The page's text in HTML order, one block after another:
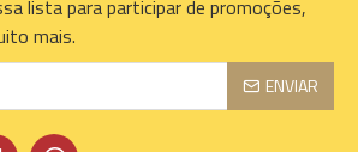
lista para participar de promoções,
mais.
ENVIAR